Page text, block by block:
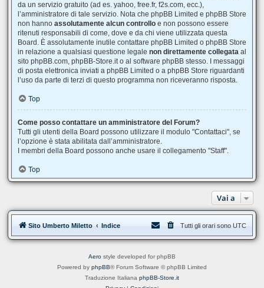
da un servizio gratuito (ad es. yahoo, free.fr, f2s.com, ecc.),
l’amministratore di tale servizio. Nota che phpBB Limited e phpBB Store
non hanno assolutamente alcun controllo e non possono essere
ritenuti responsabili di come, dove e da chi viene utilizzata questa
Board. È assolutamente inutile contattare phpBB Limited o phpBB Store
in relazione a qualsiasi questione legale non direttamente collegata al
sito phpBB.com, phpBB-Store.it o al software phpBB stesso. I messaggi
di posta elettronica inviati a phpBB Limited o a phpBB Store riguardanti
l’uso da parte di terzi di questo programma non riceveranno risposta.
Top
Come posso contattare un amministratore del Forum?
Tutti gli utenti della Board possono utilizzare il modulo "Contattaci", se
l’opzione è stata abilitata dall’amministratore.
I membri della Board possono anche usare il collegamento "Staff".
Top
Vai a
Sito Umberto Miletto Indice Tutti gli orari sono UTC
Aero style developed for phpBB
Powered by phpBB® Forum Software © phpBB Limited
Traduzione Italiana phpBB-Store.it